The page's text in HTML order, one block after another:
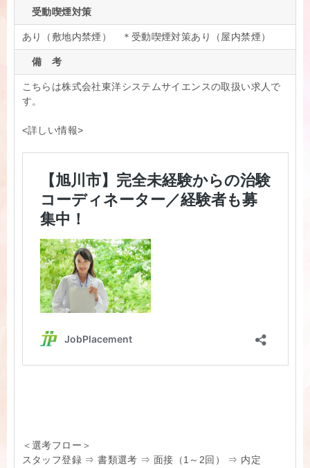
受動喫煙対策
あり（敷地内禁煙） ＊受動喫煙対策あり（屋内禁煙）
備 考
こちらは株式会社東洋システムサイエンスの取扱い求人で
す。
<詳しい情報>
＜選考フロー＞
スタッフ登録 ⇒ 書類選考 ⇒ 面接（1～2回） ⇒ 内定